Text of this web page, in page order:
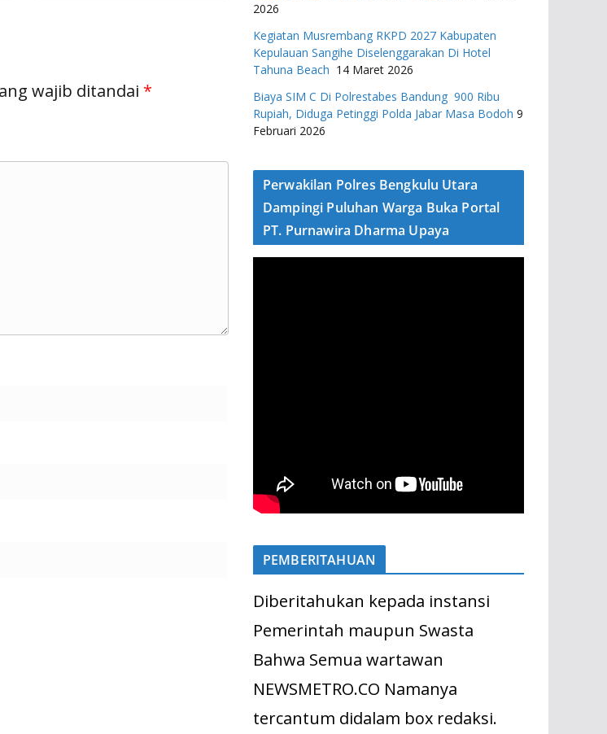
wajib ditandai *
2026
Kegiatan Musrembang RKPD 2027 ​Kabupaten
Kepulauan Sangihe Diselenggarakan Di Hotel
Tahuna Beach 14 Maret 2026
Biaya SIM C Di Polrestabes Bandung 900 Ribu
Rupiah, Diduga Petinggi Polda Jabar Masa Bodoh 9
Februari 2026
Perwakilan Polres Bengkulu Utara
Dampingi Puluhan Warga Buka Portal
PT. Purnawira Dharma Upaya
PEMBERITAHUAN
Diberitahukan kepada instansi
Pemerintah maupun Swasta
Bahwa Semua wartawan
NEWSMETRO.CO Namanya
tercantum didalam box redaksi.